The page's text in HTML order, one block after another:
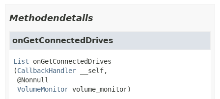
Methodendetails
onGetConnectedDrives
List
onGetConnectedDrives
(CallbackHandler __self,
@Nonnull
VolumeMonitor volume_monitor)